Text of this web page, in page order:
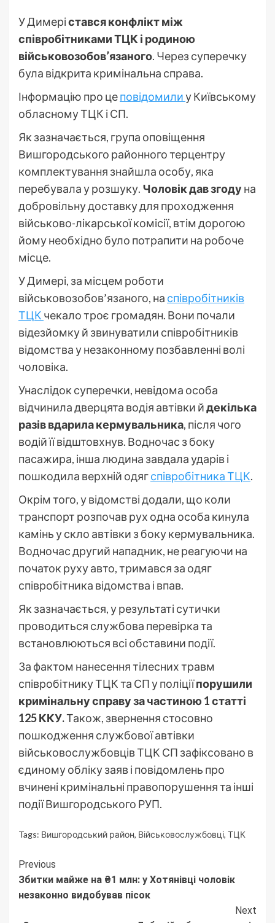
У Димерістався конфлікт між
співробітниками ТЦК і родиною
військовозобов’язаного. Через суперечку
була відкрита кримінальна справа.
Інформацію про цеповідомилиу Київському
обласному ТЦК і СП.
Як зазначається, група оповіщення
Вишгородського районного терцентру
комплектування знайшла особу, яка
перебувала у розшуку. Чоловік дав згоду на
добровільну доставку для проходження
військово-лікарської комісії, втім дорогою
йому необхідно було потрапити на робоче
місце.
У Димері, за місцем роботи
військовозобов’язаного, на співробітників
ТЦК чекало троє громадян. Вони почали
відезйомку й звинуватили співробітників
відомства у незаконному позбавленні волі
чоловіка.
Унаслідок суперечки, невідома особа
відчинила дверцята водія автівки йдекілька
разів вдарила кермувальника, після чого
водій її відштовхнув. Водночас з боку
пасажира, інша людина завдала ударів і
пошкодила верхній одягспівробітника ТЦК.
Окрім того, у відомстві додали, що коли
транспорт розпочав рух одна особа кинула
камінь у скло автівки з боку кермувальника.
Водночас другий нападник, не реагуючи на
початок руху авто, тримався за одяг
співробітника відомства і впав.
Як зазначається, у результаті сутички
проводиться службова перевірка та
встановлюються всі обставини події.
За фактом нанесення тілесних травм
співробітнику ТЦК та СП у поліціїпорушили
кримінальну справу за частиною 1 статті
125 ККУ.Також, звернення стосовно
пошкодження службової автівки
військовослужбовців ТЦК СП зафіксовано в
єдиному обліку заяв і повідомлень про
вчинені кримінальні правопорушення та інші
події Вишгородського РУП.
Tags: Вишгородський район, Військовослужбовці, ТЦК
Continue
Reading
Previous
Збитки майже на ₴1 млн: у Хотянівці чоловік
незаконно видобував пісок
Next